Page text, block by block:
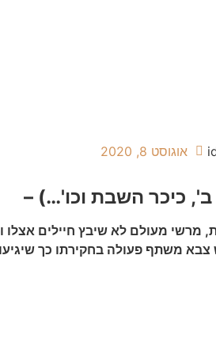
אוגוסט 8, 2020
מעולם לא שיבץ חיילים אצלו
משתף פעולה בחקירתו כך